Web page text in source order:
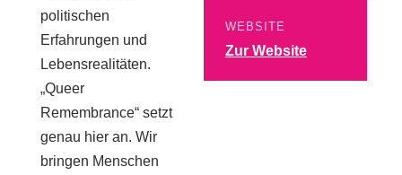
politischen
Erfahrungen und
Lebensrealitäten.
„Queer
Remembrance“ setzt
genau hier an. Wir
bringen Menschen
WEBSITE
Zur Website